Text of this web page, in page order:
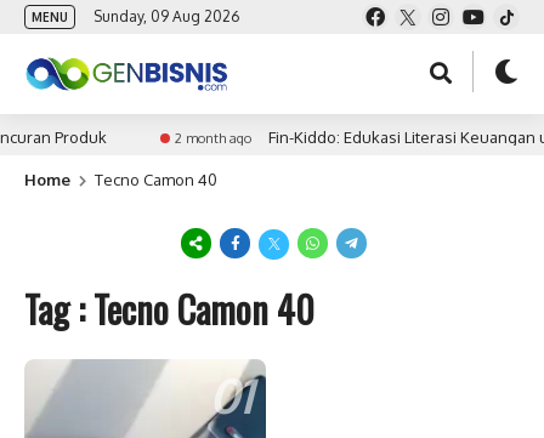
MENU Sunday, 09 Aug 2026
Produk 2 month ago Fin-Kiddo: Edukasi Literasi Keuangan
Home Tecno Camon 40
Tag : Tecno Camon 40